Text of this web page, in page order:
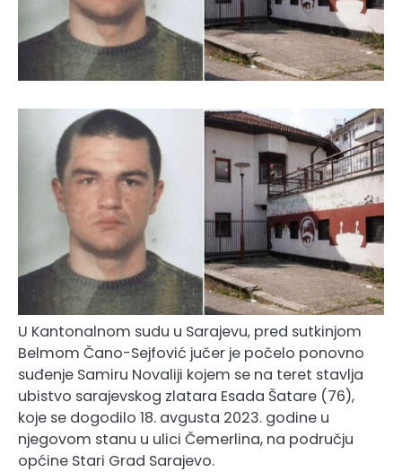
U Kantonalnom sudu u Sarajevu, pred sutkinjom
Belmom Čano-Sejfović jučer je počelo ponovno
suđenje Samiru Novaliji kojem se na teret stavlja
ubistvo sarajevskog zlatara Esada Šatare (76),
koje se dogodilo 18. avgusta 2023. godine u
njegovom stanu u ulici Čemerlina, na području
općine Stari Grad Sarajevo.